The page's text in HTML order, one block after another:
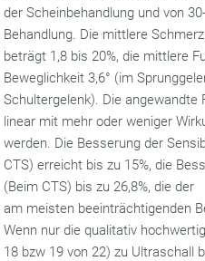
der Scheinbehandlung und von
Behandlung. Die mittlere
beträgt 1,8 bis 20%, die mittlere
Beweglichkeit 3,6° (im
Schultergelenk). Die angewandte
linear mit mehr oder weniger
werden. Die Besserung der
CTS) erreicht bis zu 15%, die
(Beim CTS) bis zu 26,8%, die der
am meisten beeinträchtigenden
Wenn nur die qualitativ
18 bzw 19 von 22) zu Ultraschall